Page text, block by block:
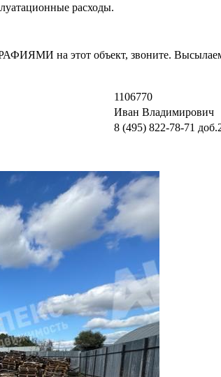
расходы.
этот объект, звоните. Высылаем в
1106770
Иван Владимирович
8 (495) 822-78-71